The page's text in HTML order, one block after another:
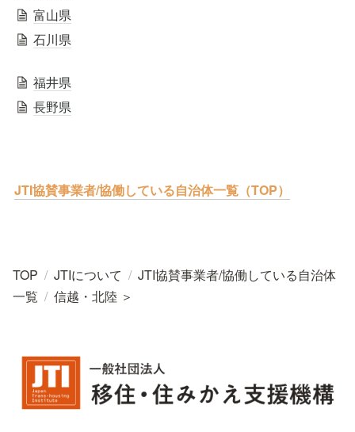
富山県
石川県
福井県
長野県
JTI協賛事業者/協働している自治体一覧（TOP）
TOP / JTIについて / JTI協賛事業者/協働している自治体
一覧 / 信越・北陸 ＞